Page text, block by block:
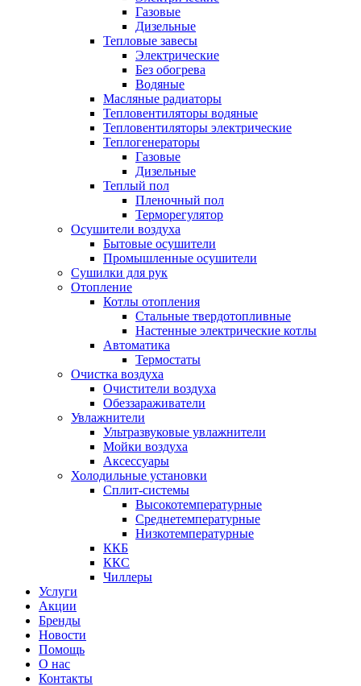
Газовые
Дизельные
Тепловые завесы
Электрические
Без обогрева
Водяные
Масляные радиаторы
Тепловентиляторы водяные
Тепловентиляторы электрические
Теплогенераторы
Газовые
Дизельные
Теплый пол
Пленочный пол
Терморегулятор
Осушители воздуха
Бытовые осушители
Промышленные осушители
Сушилки для рук
Отопление
Котлы отопления
Стальные твердотопливные
Настенные электрические котлы
Автоматика
Термостаты
Очистка воздуха
Очистители воздуха
Обеззараживатели
Увлажнители
Ультразвуковые увлажнители
Мойки воздуха
Аксессуары
Холодильные установки
Сплит-системы
Высокотемпературные
Среднетемпературные
Низкотемпературные
ККБ
ККС
Чиллеры
Услуги
Акции
Бренды
Новости
Помощь
О нас
Контакты